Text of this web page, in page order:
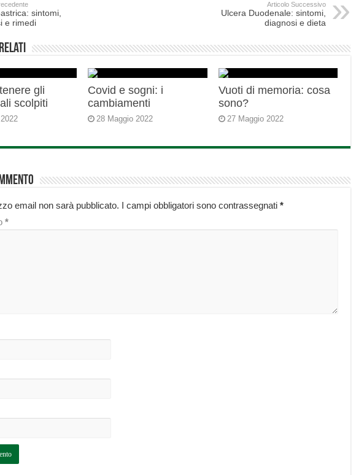
sintomi,
e rimedi
Articolo Successivo
Ulcera Duodenale: sintomi,
diagnosi e dieta
gli
scolpiti
Covid e sogni: i
cambiamenti
28 Maggio 2022
Vuoti di memoria: cosa
sono?
27 Maggio 2022
email non sarà pubblicato. I campi obbligatori sono contrassegnati *
*